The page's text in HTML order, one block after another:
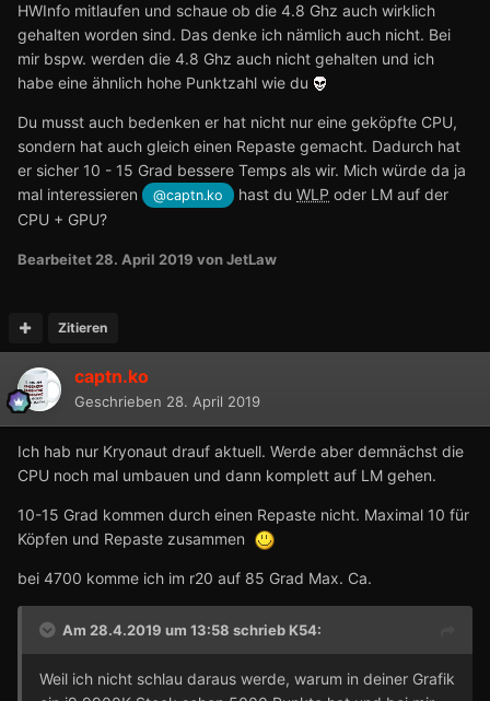
HWInfo mitlaufen und schaue ob die 4.8 Ghz auch wirklich
gehalten worden sind. Das denke ich nämlich auch nicht. Bei
mir bspw. werden die 4.8 Ghz auch nicht gehalten und ich
habe eine ähnlich hohe Punktzahl wie du
Du musst auch bedenken er hat nicht nur eine geköpfte CPU,
sondern hat auch gleich einen Repaste gemacht. Dadurch hat
er sicher 10 - 15 Grad bessere Temps als wir. Mich würde da ja
mal interessieren
@captn.ko hast duWLP oder LM auf der
CPU + GPU?
Bearbeitet 28. April 2019 von JetLaw
Zitieren
captn.ko
Geschrieben 28. April 2019
Ich hab nur Kryonaut drauf aktuell. Werde aber demnächst die
CPU noch mal umbauen und dann komplett auf LM gehen.
10-15 Grad kommen durch einen Repaste nicht. Maximal 10 für
Köpfen und Repaste zusammen
bei 4700 komme ich im r20 auf 85 Grad Max. Ca.
Am 28.4.2019 um 13:58 schriebK54:
Weil ich nicht schlau daraus werde, warum in deiner Grafik